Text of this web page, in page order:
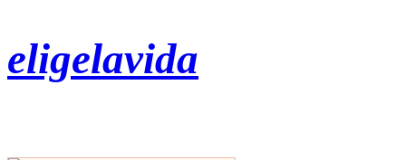
eligelavida